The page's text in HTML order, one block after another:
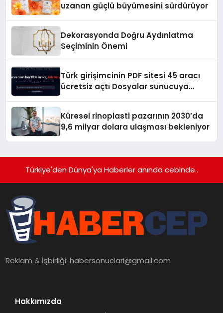
uzanan güçlü büyümesini sürdürüyor
Dekorasyonda Doğru Aydınlatma
Seçiminin Önemi
Türk girişimcinin PDF sitesi 45 aracı
ücretsiz açtı Dosyalar sunucuya
Küresel rinoplasti pazarının 2030’da
9,6 milyar dolara ulaşması bekleniyor
Türkiye'den Dünya'ya Haberler anında cebinde..
Reklam & İşbirliği:habersonuclari@gmail.com
Hakkımızda